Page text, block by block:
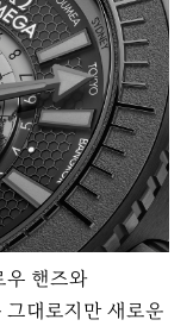
우 핸즈와
대로지만 새로운